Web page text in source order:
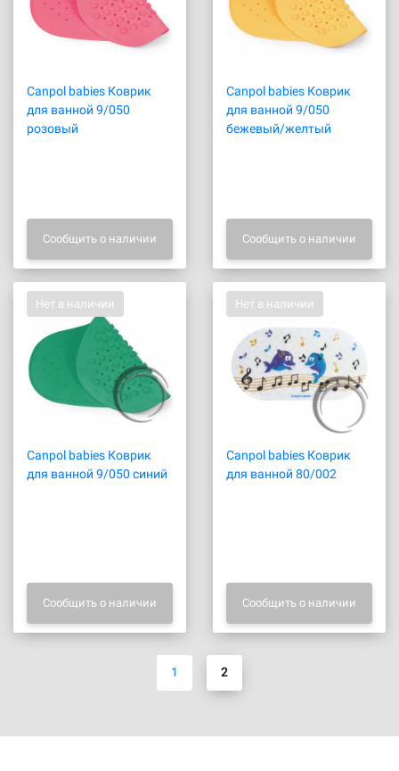
Canpol babies Коврик
для ванной 9/050
розовый
Сообщить о наличии
Canpol babies Коврик
для ванной 9/050
бежевый/желтый
Сообщить о наличии
Нет в наличии
Canpol babies Коврик
для ванной 9/050 синий
Сообщить о наличии
Нет в наличии
Canpol babies Коврик
для ванной 80/002
Сообщить о наличии
1 2